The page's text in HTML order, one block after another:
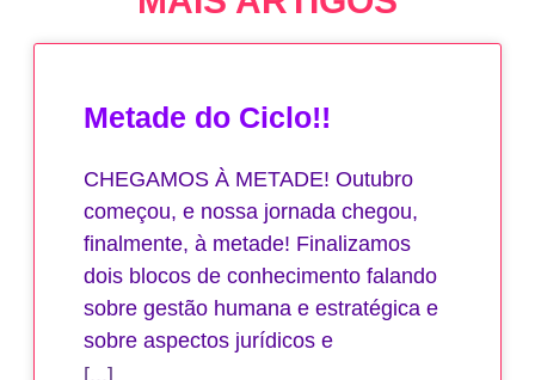
Metade do Ciclo!!
CHEGAMOS À METADE! Outubro
começou, e nossa jornada chegou,
finalmente, à metade! Finalizamos
dois blocos de conhecimento falando
sobre gestão humana e estratégica e
sobre aspectos jurídicos e